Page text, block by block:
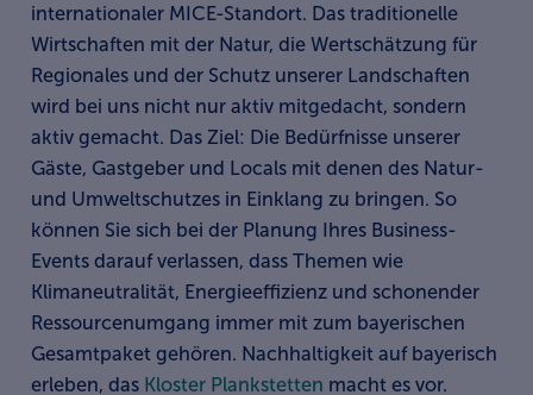
internationaler MICE-Standort. Das traditionelle
Wirtschaften mit der Natur, die Wertschätzung für
Regionales und der Schutz unserer Landschaften
wird bei uns nicht nur aktiv mitgedacht, sondern
aktiv gemacht. Das Ziel: Die Bedürfnisse unserer
Gäste, Gastgeber und Locals mit denen des Natur-
und Umweltschutzes in Einklang zu bringen. So
können Sie sich bei der Planung Ihres Business-
Events darauf verlassen, dass Themen wie
Klimaneutralität, Energieeffizienz und schonender
Ressourcenumgang immer mit zum bayerischen
Gesamtpaket gehören. Nachhaltigkeit auf bayerisch
erleben, das Kloster Plankstetten macht es vor.